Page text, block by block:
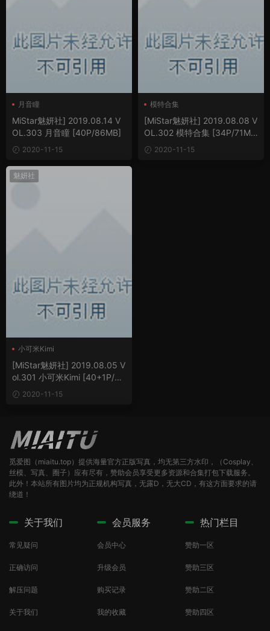
月音瞳
MiStar魅妍社] 2019.08.14 V
OL.303 月音瞳 [40P/86MB]
2020-11-15
模特合集
[MiStar魅妍社] 2019.08.08 V
OL.302 模特合集 [34P/71M
B] 2020-11-15
魅妍社
小可米Kimi
[MiStar魅妍社] 2019.08.05 V
ol.301 小可米Kimi [40+1P/96
MB]2020-11-15
觅爱图（miaitu.top）提供海量官方正版写真，均无第三方水印，（Cosplay、
丝模、写真、圈子）应有尽有，赞助会员享受更多资源和合集打包下载服务。
此外！本站所有图片均为正规机构写真，无露D，无大CD，有这方面要求的请
绕道！
关于我们
常见疑问
正确访问
解压问题
关于我们
会员服务
会员中心
升级会员
购买记录
我的收藏
热门栏目
赞助一区
赞助三区
赞助二区
赞助四区